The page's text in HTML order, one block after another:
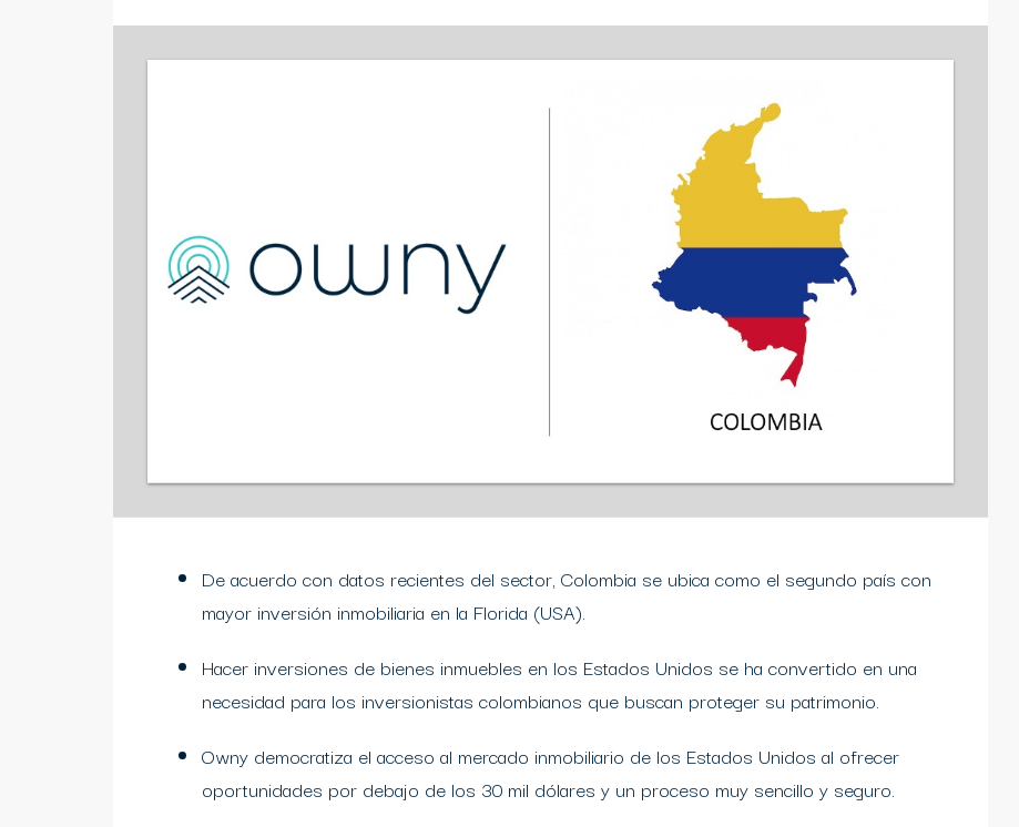
De acuerdo con datos recientes del sector, Colombia se ubica como el segundo país con
mayor inversión inmobiliaria en la Florida (USA).
Hacer inversiones de bienes inmuebles en los Estados Unidos se ha convertido en una
necesidad para los inversionistas colombianos que buscan proteger su patrimonio.
Owny democratiza el acceso al mercado inmobiliario de los Estados Unidos al ofrecer
oportunidades por debajo de los 30 mil dólares y un proceso muy sencillo y seguro.